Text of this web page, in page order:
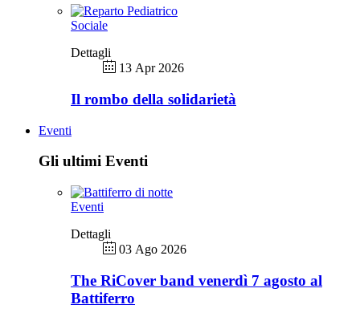
Sociale
Dettagli
13 Apr 2026
Il rombo della solidarietà
Eventi
Gli ultimi Eventi
Eventi
Dettagli
03 Ago 2026
The RiCover band venerdì 7 agosto al
Battiferro